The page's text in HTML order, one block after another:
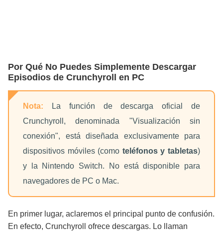
Por Qué No Puedes Simplemente Descargar
Episodios de Crunchyroll en PC
Nota: La función de descarga oficial de
Crunchyroll, denominada "Visualización sin
conexión", está diseñada exclusivamente para
dispositivos móviles (como teléfonos y tabletas)
y la Nintendo Switch. No está disponible para
navegadores de PC o Mac.
En primer lugar, aclaremos el principal punto de confusión.
En efecto, Crunchyroll ofrece descargas. Lo llaman